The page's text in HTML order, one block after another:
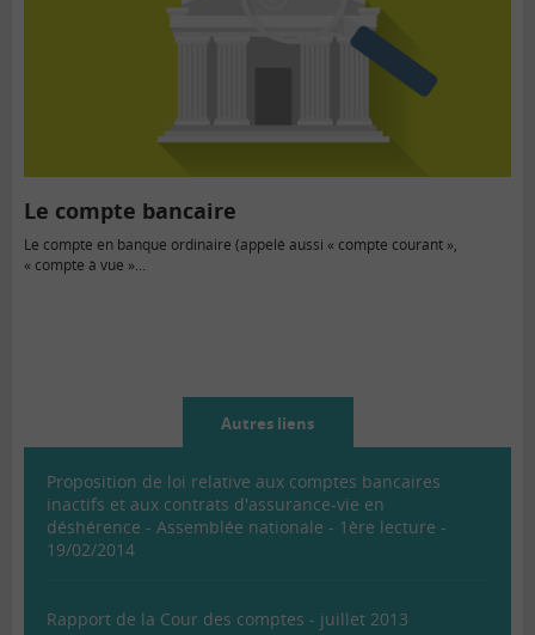
Le compte bancaire
Le compte en banque ordinaire (appelé aussi « compte courant »,
« compte à vue »...
Autres liens
Proposition de loi relative aux comptes bancaires
inactifs et aux contrats d'assurance-vie en
déshérence - Assemblée nationale - 1ère lecture -
19/02/2014
Rapport de la Cour des comptes - juillet 2013